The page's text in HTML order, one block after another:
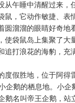
从午睡中清醒过来
鼠，它动作敏捷、
圆溜溜的眼睛好奇地
使袋鼠岛上集聚了
追打浪花的海豹，充
度假胜地，位于阿得
企鹅的栖息地。小
鹅名叫帝王企鹅，站